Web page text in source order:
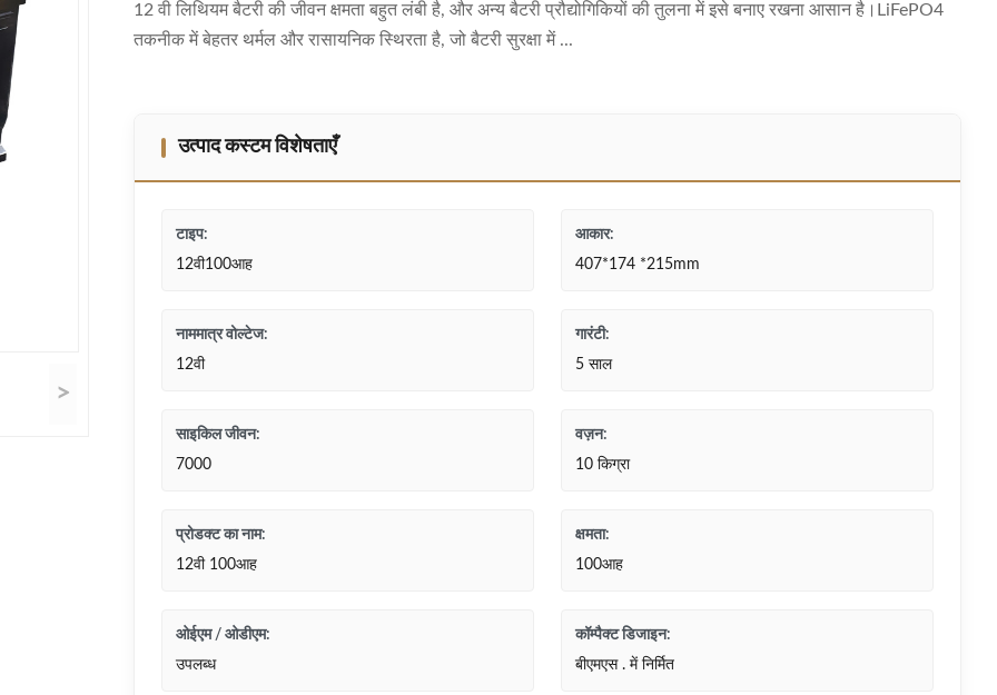
>
12 वी लिथियम बैटरी की जीवन क्षमता बहुत लंबी है, और अन्य बैटरी प्रौद्योगिकियों की तुलना में इसे बनाए रखना आसान है।LiFePO4
तकनीक में बेहतर थर्मल और रासायनिक स्थिरता है, जो बैटरी सुरक्षा में ...
उत्पाद कस्टम विशेषताएँ
टाइप:
12वी100आह
आकार:
407*174 *215mm
नाममात्र वोल्टेज:
12वी
गारंटी:
5 साल
साइकिल जीवन:
7000
वज़न:
10 किग्रा
प्रोडक्ट का नाम:
12वी 100आह
क्षमता:
100आह
ओईएम / ओडीएम:
उपलब्ध
कॉम्पैक्ट डिजाइन:
बीएमएस . में निर्मित